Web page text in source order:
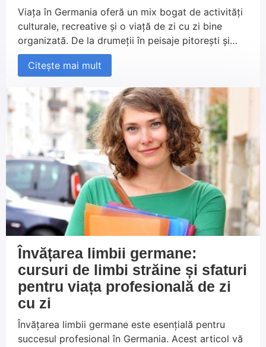
Viața în Germania oferă un mix bogat de activități
culturale, recreative și o viață de zi cu zi bine
organizată. De la drumeții în peisaje pitorești și
explorarea orașelor istorice, până la savurarea
tradițiilor locale în grădinile de bere și piețele de
sprijinul Persowerk și o abordare deschisă, vă veți
putea bucura pe deplin de tot ceea ce această
țară diversificată are de oferit.
Citește mai mult
Învățarea limbii germane:
cursuri de limbi străine și sfaturi
pentru viața profesională de zi
cu zi
Învățarea limbii germane este esențială pentru
succesul profesional în Germania. Acest articol vă